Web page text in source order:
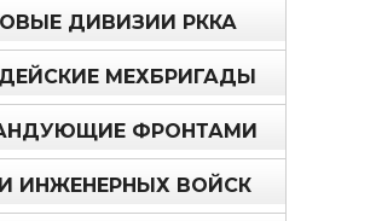
ДИВИЗИИ РККА
МЕХБРИГАДЫ
ФРОНТАМИ
ИНЖЕНЕРНЫХ ВОЙСК